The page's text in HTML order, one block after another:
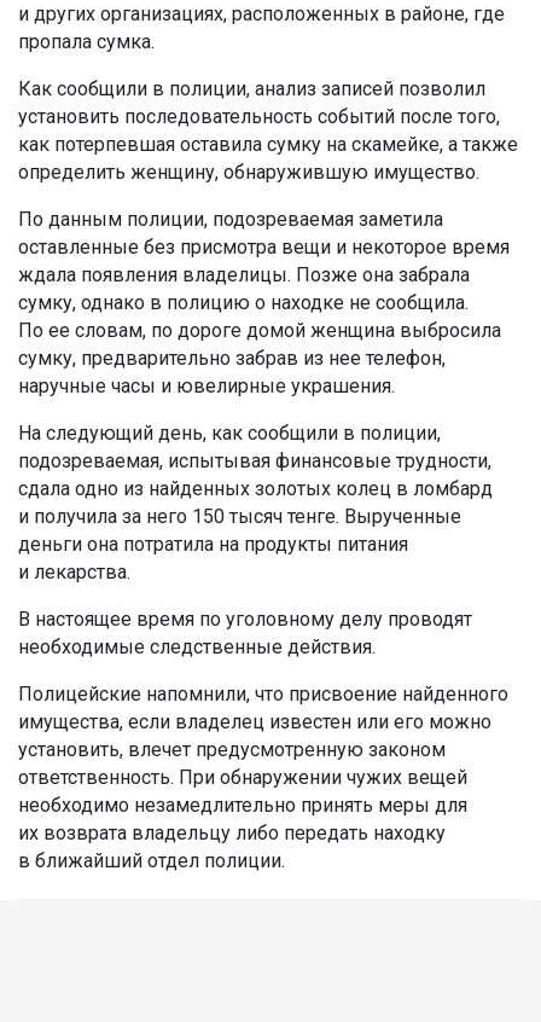
и других организациях, расположенных в районе, где
пропала сумка.
Как сообщили в полиции, анализ записей позволил
установить последовательность событий после того,
как потерпевшая оставила сумку на скамейке, а также
определить женщину, обнаружившую имущество.
По данным полиции, подозреваемая заметила
оставленные без присмотра вещи и некоторое время
ждала появления владелицы. Позже она забрала
сумку, однако в полицию о находке не сообщила.
По ее словам, по дороге домой женщина выбросила
сумку, предварительно забрав из нее телефон,
наручные часы и ювелирные украшения.
На следующий день, как сообщили в полиции,
подозреваемая, испытывая финансовые трудности,
сдала одно из найденных золотых колец в ломбард
и получила за него 150 тысяч тенге. Вырученные
деньги она потратила на продукты питания
и лекарства.
В настоящее время по уголовному делу проводят
необходимые следственные действия.
Полицейские напомнили, что присвоение найденного
имущества, если владелец известен или его можно
установить, влечет предусмотренную законом
ответственность. При обнаружении чужих вещей
необходимо незамедлительно принять меры для
их возврата владельцу либо передать находку
в ближайший отдел полиции.